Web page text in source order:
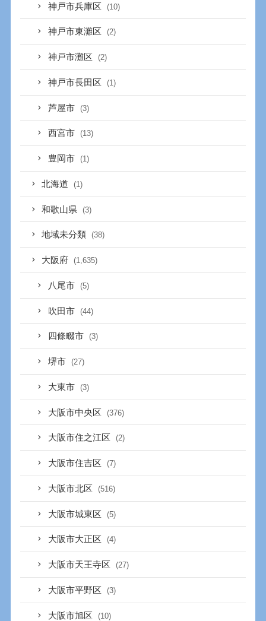
神戸市兵庫区 (10)
神戸市東灘区 (2)
神戸市灘区 (2)
神戸市長田区 (1)
芦屋市 (3)
西宮市 (13)
豊岡市 (1)
北海道 (1)
和歌山県 (3)
地域未分類 (38)
大阪府 (1,635)
八尾市 (5)
吹田市 (44)
四條畷市 (3)
堺市 (27)
大東市 (3)
大阪市中央区 (376)
大阪市住之江区 (2)
大阪市住吉区 (7)
大阪市北区 (516)
大阪市城東区 (5)
大阪市大正区 (4)
大阪市天王寺区 (27)
大阪市平野区 (3)
大阪市旭区 (10)